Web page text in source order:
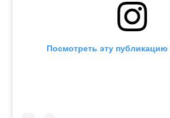
Посмотреть эту